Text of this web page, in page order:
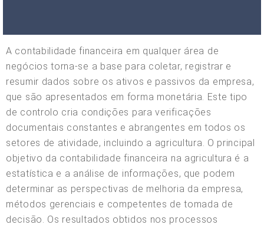
A contabilidade financeira em qualquer área de
negócios torna-se a base para coletar, registrar e
resumir dados sobre os ativos e passivos da empresa,
que são apresentados em forma monetária. Este tipo
de controlo cria condições para verificações
documentais constantes e abrangentes em todos os
setores de atividade, incluindo a agricultura. O principal
objetivo da contabilidade financeira na agricultura é a
estatística e a análise de informações, que podem
determinar as perspectivas de melhoria da empresa,
métodos gerenciais e competentes de tomada de
decisão. Os resultados obtidos nos processos